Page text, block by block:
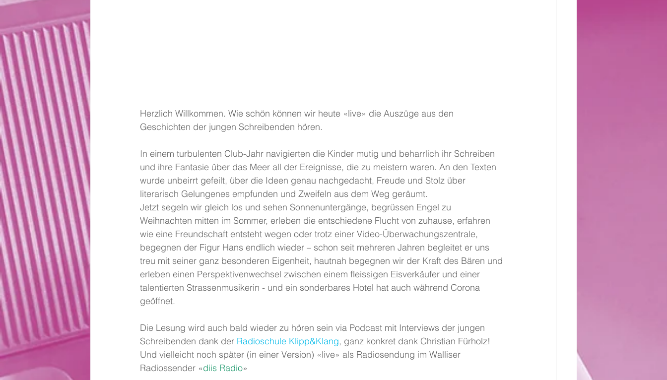
Herzlich Willkommen. Wie schön können wir heute «live» die Auszüge aus den
Geschichten der jungen Schreibenden hören.
In einem turbulenten Club-Jahr navigierten die Kinder mutig und beharrlich ihr Schreiben
und ihre Fantasie über das Meer all der Ereignisse, die zu meistern waren. An den Texten
wurde unbeirrt gefeilt, über die Ideen genau nachgedacht, Freude und Stolz über
literarisch Gelungenes empfunden und Zweifeln aus dem Weg geräumt.
Jetzt segeln wir gleich los und sehen Sonnenuntergänge, begrüssen Engel zu
Weihnachten mitten im Sommer, erleben die entschiedene Flucht von zuhause, erfahren
wie eine Freundschaft entsteht wegen oder trotz einer Video-Überwachungszentrale,
begegnen der Figur Hans endlich wieder – schon seit mehreren Jahren begleitet er uns
treu mit seiner ganz besonderen Eigenheit, hautnah begegnen wir der Kraft des Bären und
erleben einen Perspektivenwechsel zwischen einem fleissigen Eisverkäufer und einer
talentierten Strassenmusikerin - und ein sonderbares Hotel hat auch während Corona
geöffnet.
Die Lesung wird auch bald wieder zu hören sein via Podcast mit Interviews der jungen
Schreibenden dank der Radioschule Klipp&Klang, ganz konkret dank Christian Fürholz!
Und vielleicht noch später (in einer Version) «live» als Radiosendung im Walliser
Radiossender «diis Radio»